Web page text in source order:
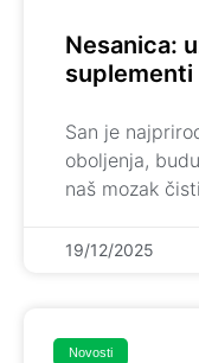
Nesanica:
suplementi
San je
oboljenja,
naš mozak
19/12/2025
Novosti